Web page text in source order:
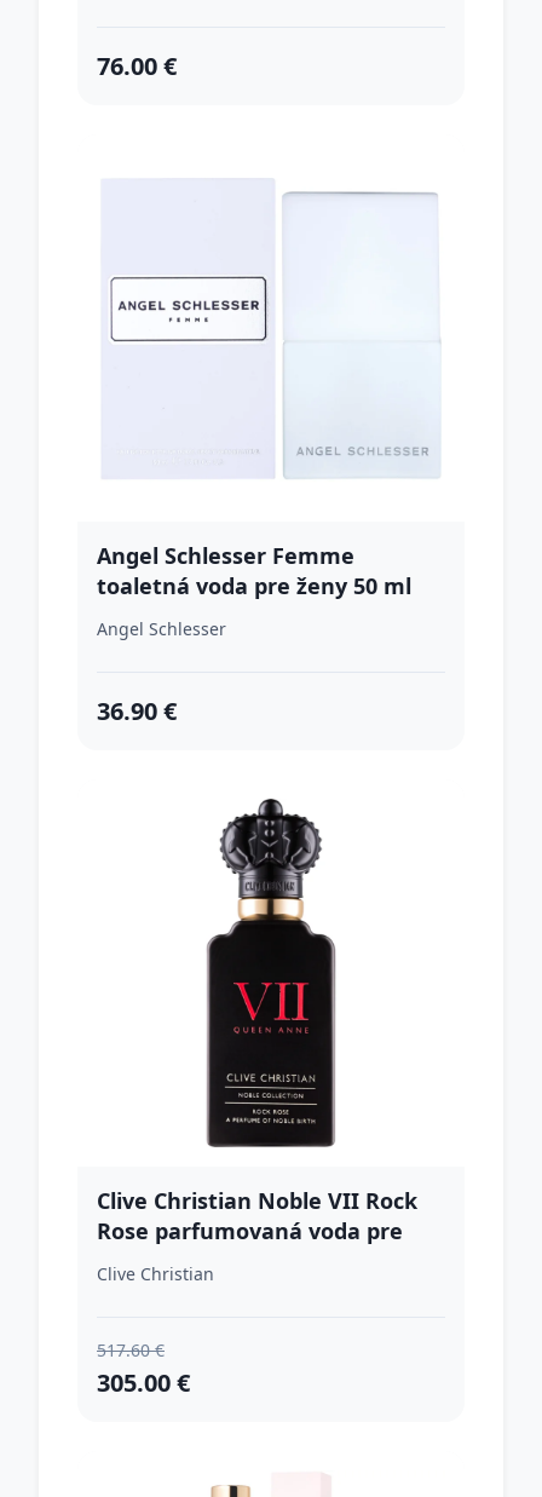
76.00 €
Angel Schlesser Femme
toaletná voda pre ženy 50 ml
Angel Schlesser
36.90 €
Clive Christian Noble VII Rock
Rose parfumovaná voda pre
mužov 50 ml
Clive Christian
517.60 €
305.00 €